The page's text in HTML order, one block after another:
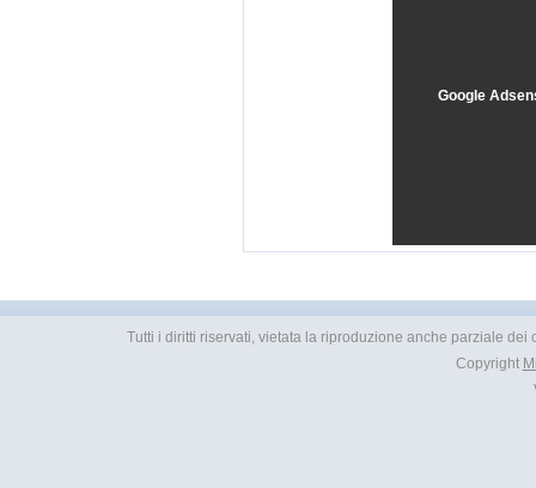
Google
Tutti i diritti riservati, vietata la riproduzione anche parziale
Copyright